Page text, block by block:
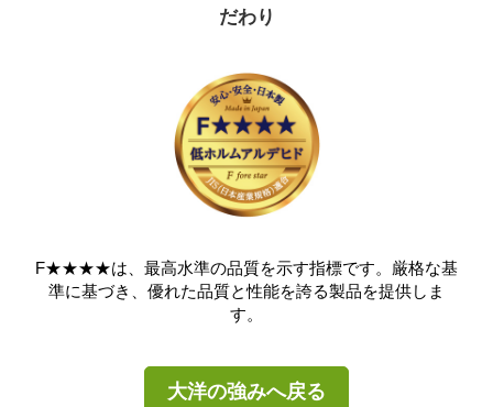
だわり
F★★★★は、最高水準の品質を示す指標です。厳格な基
準に基づき、優れた品質と性能を誇る製品を提供しま
す。
大洋の強みへ戻る